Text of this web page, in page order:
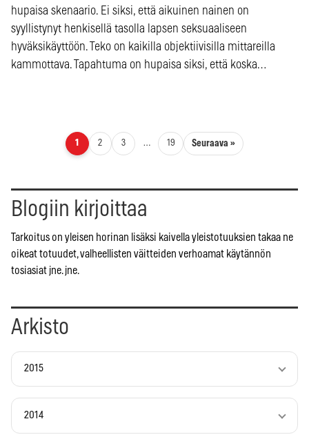
hupaisa skenaario. Ei siksi, että aikuinen nainen on
syyllistynyt henkisellä tasolla lapsen seksuaaliseen
hyväksikäyttöön. Teko on kaikilla objektiivisilla mittareilla
kammottava. Tapahtuma on hupaisa siksi, että koska…
Artikkelien sivutus
1 2 3 … 19 Seuraava »
Blogiin kirjoittaa
Tarkoitus on yleisen horinan lisäksi kaivella yleistotuuksien takaa ne
oikeat totuudet, valheellisten väitteiden verhoamat käytännön
tosiasiat jne. jne.
Arkisto
2015
2014